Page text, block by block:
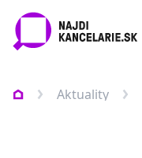
Aktuality